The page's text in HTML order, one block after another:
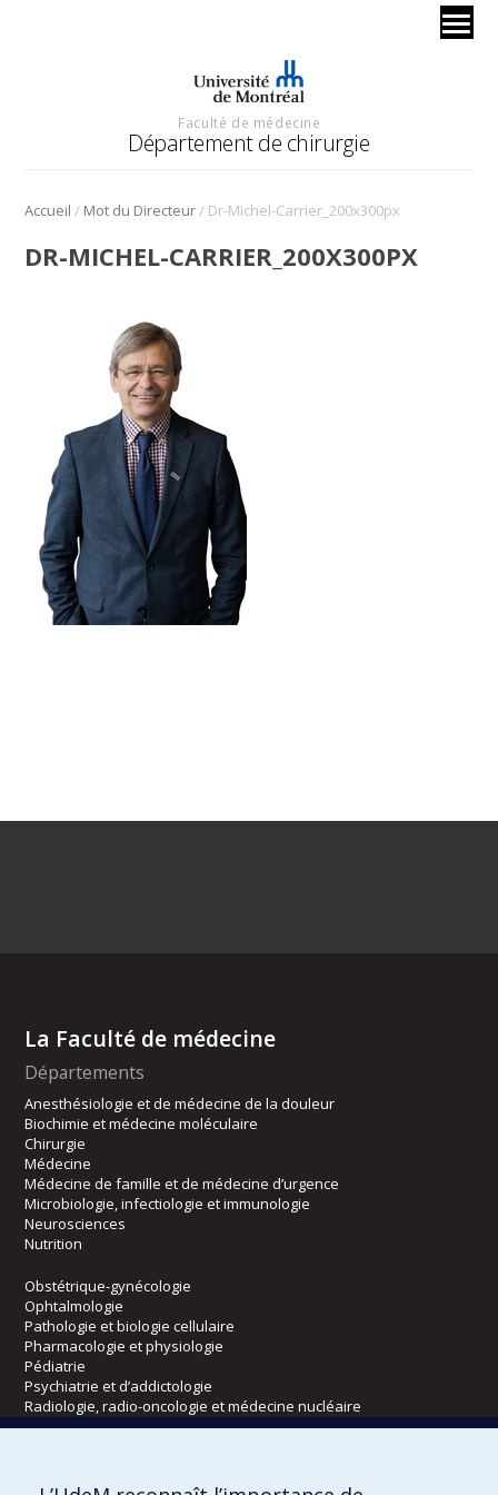
Faculté de médecine
Département de chirurgie
Accueil / Mot du Directeur/ Dr-Michel-Carrier_200x300px
DR-MICHEL-CARRIER_200X300PX
La Faculté de médecine
Départements
Anesthésiologie et de médecine de la douleur
Biochimie et médecine moléculaire
Chirurgie
Médecine
Médecine de famille et de médecine d’urgence
Microbiologie, infectiologie et immunologie
Neurosciences
Nutrition
Obstétrique-gynécologie
Ophtalmologie
Pathologie et biologie cellulaire
Pharmacologie et physiologie
Pédiatrie
Psychiatrie et d’addictologie
Radiologie, radio-oncologie et médecine nucléaire